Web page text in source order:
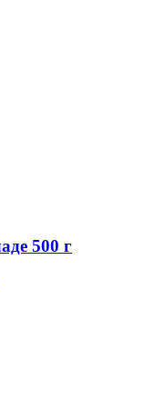
500 г